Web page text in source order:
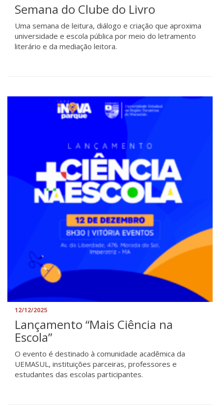
Semana do Clube do Livro
Uma semana de leitura, diálogo e criação que aproxima
universidade e escola pública por meio do letramento
literário e da mediação leitora.
12/12/2025
Lançamento “Mais Ciência na
Escola”
O evento é destinado à comunidade acadêmica da
UEMASUL, instituições parceiras, professores e
estudantes das escolas participantes.